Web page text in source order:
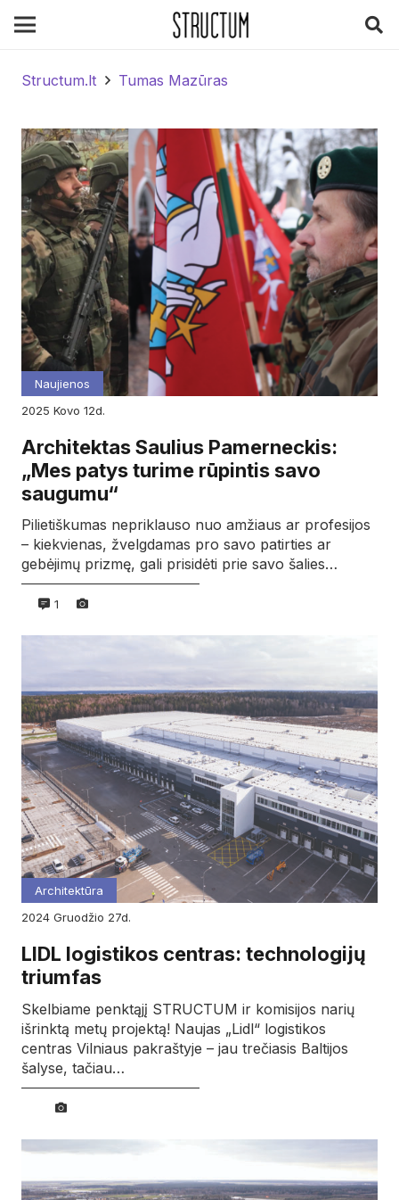
Structum.lt Tumas Mazūras
Naujienos
2025
kovo 12d.
Architektas Saulius Pamerneckis:
„Mes patys turime rūpintis savo
saugumu“
Pilietiškumas nepriklauso nuo amžiaus ar profesijos
– kiekvienas, žvelgdamas pro savo patirties ar
gebėjimų prizmę, gali prisidėti prie savo šalies…
1
Architektūra
2024
gruodžio 27d.
LIDL logistikos centras: technologijų
triumfas
Skelbiame penktąjį STRUCTUM ir komisijos narių
išrinktą metų projektą! Naujas „Lidl“ logistikos
centras Vilniaus pakraštyje – jau trečiasis Baltijos
šalyse, tačiau…